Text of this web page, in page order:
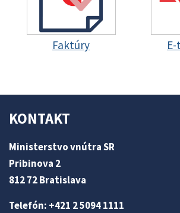
Faktúry
KONTAKT
Ministerstvo vnútra SR
Pribinova 2
812 72 Bratislava
Telefón: +421 2 5094 1111